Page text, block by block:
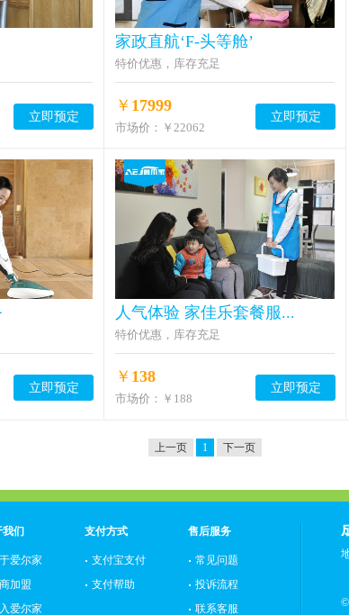
立即预定
家政直航‘F-头等舱’
特价优惠，库存充足
￥ 17999
市场价： ￥22062
立即预定
立即预定
人气体验 家佳乐套餐服...
特价优惠，库存充足
￥ 138
市场价： ￥188
立即预定
上一页 1 下一页
我们
爱尔家
加盟
爱尔家
支付方式
支付宝支付
支付帮助
售后服务
常见问题
投诉流程
联系客服